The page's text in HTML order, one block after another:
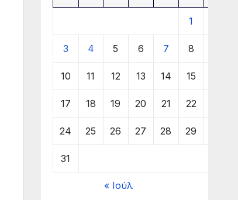
1
3 4 5 6 7 8
10 11 12 13 14 15
17 18 19 20 21 22
24 25 26 27 28 29
31
« Ιούλ